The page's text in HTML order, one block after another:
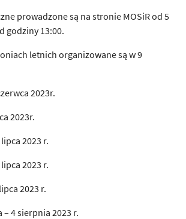
prowadzone są na stronie MOSiR od 5
godziny 13:00.
letnich organizowane są w 9
2023r.
2023r.
2023 r.
2023 r.
2023 r.
4 sierpnia 2023 r.